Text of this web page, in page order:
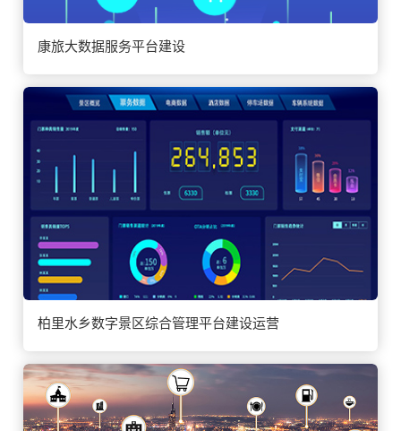
康旅大数据服务平台建设
柏里水乡数字景区综合管理平台建设运营